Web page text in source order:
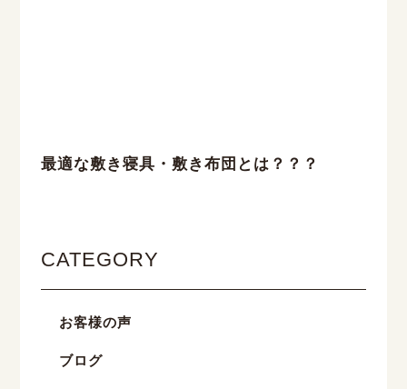
最適な敷き寝具・敷き布団とは？？？
CATEGORY
お客様の声
ブログ